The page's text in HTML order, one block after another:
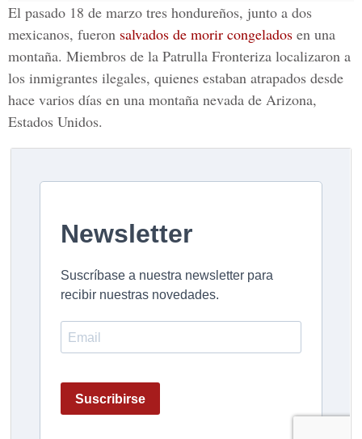
El pasado 18 de marzo tres hondureños, junto a dos
mexicanos, fueron salvados de morir congelados en una
montaña. Miembros de la Patrulla Fronteriza localizaron a
los inmigrantes ilegales, quienes estaban atrapados desde
hace varios días en una montaña nevada de Arizona,
Estados Unidos.